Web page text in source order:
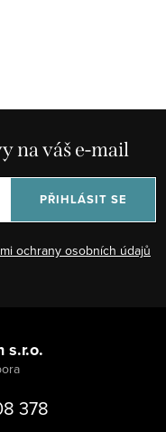
na váš e-mail
ochrany osobních údajů
PŘIHLÁSIT SE
s.r.o.
378